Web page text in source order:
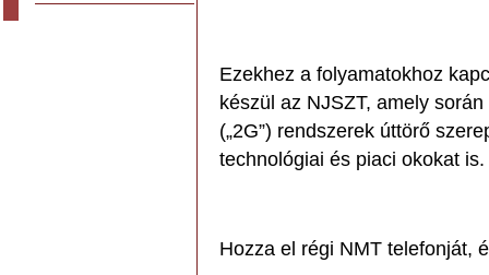
Ezekhez a folyamatokhoz
készül az NJSZT, amely
(„2G”) rendszerek úttörő
technológiai és piaci okokat is.
Hozza el régi NMT telefonját,